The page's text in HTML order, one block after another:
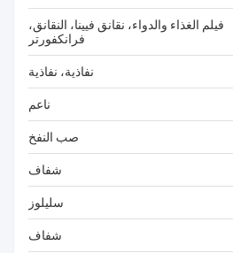
فيلم الغذاء والدواء، نقانق فيينا، النقانق،
فرانكفورتر
نفاذية، نفاذية
ناعم
صب النفخ
شفاف
سليلوز
شفاف